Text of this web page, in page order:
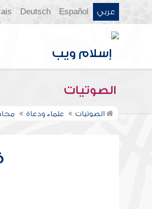
عربي Español
Deutsch
الصوتيات
الصوتيات علماء ودعاة